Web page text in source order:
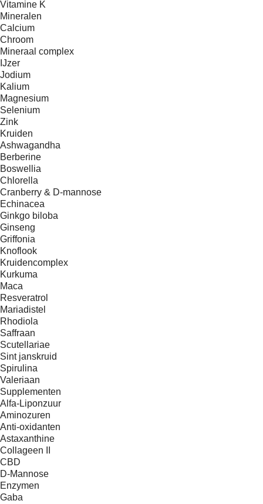
Vitamine K
Mineralen
Calcium
Chroom
Mineraal complex
IJzer
Jodium
Kalium
Magnesium
Selenium
Zink
Kruiden
Ashwagandha
Berberine
Boswellia
Chlorella
Cranberry & D-mannose
Echinacea
Ginkgo biloba
Ginseng
Griffonia
Knoflook
Kruidencomplex
Kurkuma
Maca
Resveratrol
Mariadistel
Rhodiola
Saffraan
Scutellariae
Sint janskruid
Spirulina
Valeriaan
Supplementen
Alfa-Liponzuur
Aminozuren
Anti-oxidanten
Astaxanthine
Collageen II
CBD
D-Mannose
Enzymen
Gaba